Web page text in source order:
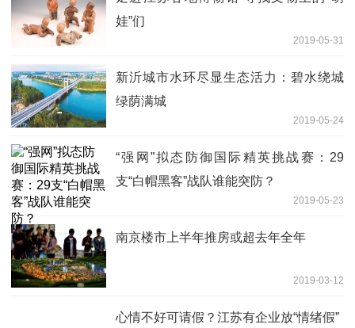
娃”们
2019-05-31
新沂城市水环尽显生态活力：碧水绕城
绿荫满城
2019-05-24
“强网”拟态防御国际精英挑战赛：29
支“白帽黑客”战队谁能突防？
2019-05-23
南京楼市上半年推房或超去年全年
2019-03-12
心情不好可请假？江苏有企业放“情绪假”